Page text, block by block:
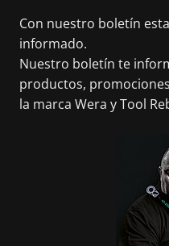
Con nuestro boletín
informado.
Nuestro boletín te
productos,
la marca Wera y Tool